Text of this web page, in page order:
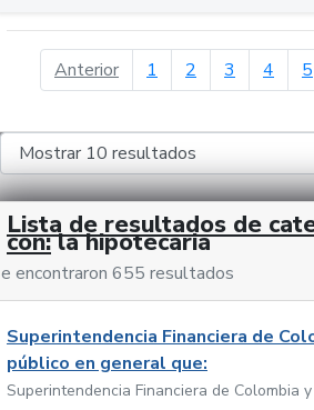
Anteriorpágina anterior
1 2 3 4 5
Lista de resultados de
con: la hipotecaria
encontraron 655 resultados
Superintendencia Financiera de
público en general que:
Superintendencia Financiera de Colombia